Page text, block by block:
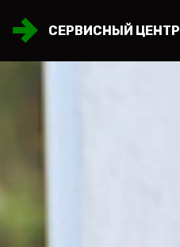
СЕРВИСНЫЙ ЦЕНТР